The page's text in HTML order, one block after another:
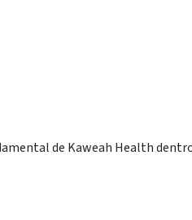
de Kaweah Health